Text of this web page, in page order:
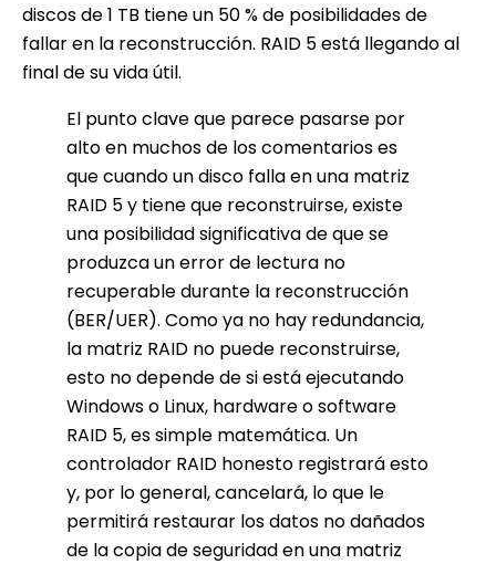
discos de 1 TB tiene un 50 % de posibilidades de
fallar en la reconstrucción. RAID 5 está llegando al
final de su vida útil.
El punto clave que parece pasarse por
alto en muchos de los comentarios es
que cuando un disco falla en una matriz
RAID 5 y tiene que reconstruirse, existe
una posibilidad significativa de que se
produzca un error de lectura no
recuperable durante la reconstrucción
(BER/UER). Como ya no hay redundancia,
la matriz RAID no puede reconstruirse,
esto no depende de si está ejecutando
Windows o Linux, hardware o software
RAID 5, es simple matemática. Un
controlador RAID honesto registrará esto
y, por lo general, cancelará, lo que le
permitirá restaurar los datos no dañados
de la copia de seguridad en una matriz